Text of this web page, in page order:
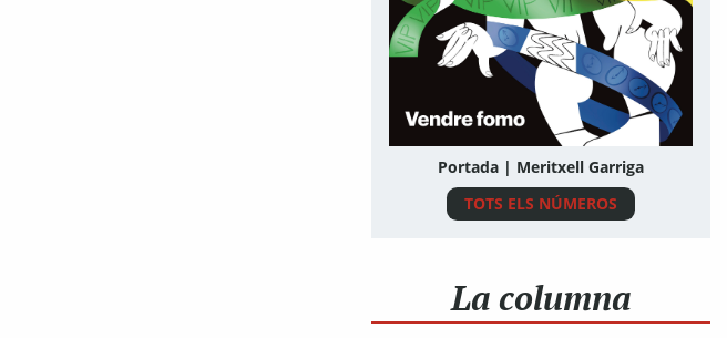
Portada | Meritxell Garriga
TOTS ELS NÚMEROS
La columna